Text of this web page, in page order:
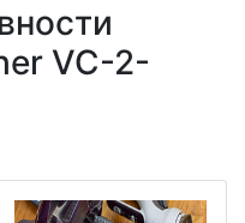
VC-2-